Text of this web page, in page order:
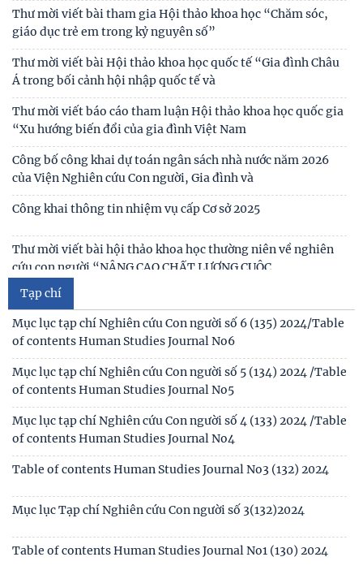
Thông báo
Thư mời viết báo cáo tham luận Hội thảo khoa học quốc gia
“Xu hướng biến đổi của gia đình Việt Nam
Công bố công khai dự toán ngân sách nhà nước năm 2026
của Viện Nghiên cứu Con người, Gia đình và
Công khai thông tin nhiệm vụ cấp Cơ sở 2025
Thư mời viết bài hội thảo khoa học thường niên về nghiên
cứu con người “NÂNG CAO CHẤT LƯỢNG CUỘC
Thông báo triệu tập thí sinh đủ điều kiện, tiêu chuẩn, tham
Thông báo kết quả kiểm tra điều kiện, tiêu chuẩn, văn
bằng, chứng chỉ đối với thí sinh đăng ký dự
tiêu chuẩn, văn bằng, chứng chỉ đối với thí
Tạp chí
Mục lục tạp chí Nghiên cứu Con người số 6 (135) 2024/Table
of contents Human Studies Journal No6
Mục lục tạp chí Nghiên cứu Con người số 5 (134) 2024 /Table
of contents Human Studies Journal No5
Mục lục tạp chí Nghiên cứu Con người số 4 (133) 2024 /Table
of contents Human Studies Journal No4
Table of contents Human Studies Journal No3 (132) 2024
Mục lục Tạp chí Nghiên cứu Con người số 3(132)2024
Table of contents Human Studies Journal No1 (130) 2024
Table of contents Human Studies Journal No2 (131) 2024